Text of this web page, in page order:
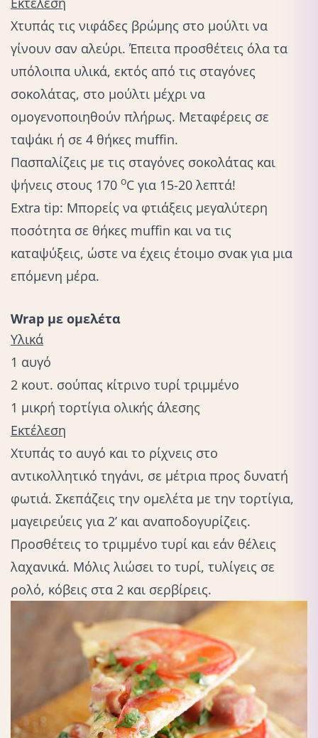
Χτυπάς τις νιφάδες βρώμης στο μούλτι να
γίνουν σαν αλεύρι. Έπειτα προσθέτεις όλα τα
υπόλοιπα υλικά, εκτός από τις σταγόνες
σοκολάτας, στο μούλτι μέχρι να
ομογενοποιηθούν πλήρως. Μεταφέρεις σε
ταψάκι ή σε 4 θήκες muffin.
Πασπαλίζεις με τις σταγόνες σοκολάτας και
ψήνεις στους 170 οC για 15-20 λεπτά!⁠
Extra tip: Μπορείς να φτιάξεις μεγαλύτερη
ποσότητα σε θήκες muffin και να τις
καταψύξεις, ώστε να έχεις έτοιμο σνακ για μια
επόμενη μέρα.
Wrap με ομελέτα
Υλικά
1 αυγό
2 κουτ. σούπας κίτρινο τυρί τριμμένο
1 μικρή τορτίγια ολικής άλεσης
Εκτέλεση
Χτυπάς το αυγό και το ρίχνεις στο
αντικολλητικό τηγάνι, σε μέτρια προς δυνατή
φωτιά. Σκεπάζεις την ομελέτα με την τορτίγια,
μαγειρεύεις για 2’ και αναποδογυρίζεις.
Προσθέτεις το τριμμένο τυρί και εάν θέλεις
λαχανικά. Μόλις λιώσει το τυρί, τυλίγεις σε
ρολό, κόβεις στα 2 και σερβίρεις.